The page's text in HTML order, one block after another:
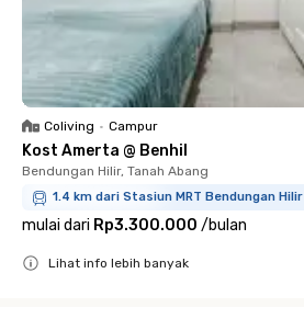
Coliving • Campur
Kost Amerta @ Benhil
Bendungan Hilir, Tanah Abang
1.4 km dari Stasiun MRT Bendungan Hilir
mulai dari Rp3.300.000 /bulan
Lihat info lebih banyak